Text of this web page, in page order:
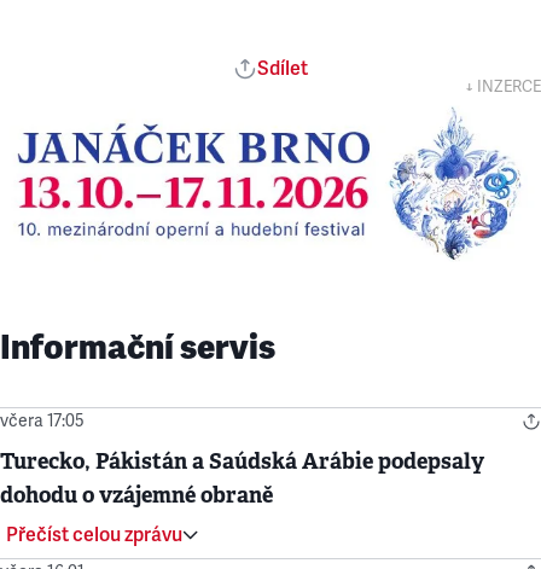
Sdílet
↓ INZERCE
Informační servis
včera 17:05
Turecko, Pákistán a Saúdská Arábie podepsaly
dohodu o vzájemné obraně
Přečíst celou zprávu